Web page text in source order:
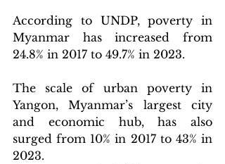
According to UNDP, poverty in
Myanmar has increased from
24.8% in 2017 to 49.7% in 2023.
The scale of urban poverty in
Yangon, Myanmar’s largest city
and economic hub, has also
surged from 10% in 2017 to 43% in
2023.